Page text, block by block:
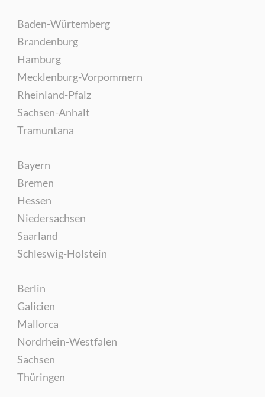
Baden-Würtemberg
Brandenburg
Hamburg
Mecklenburg-Vorpommern
Rheinland-Pfalz
Sachsen-Anhalt
Tramuntana
Bayern
Bremen
Hessen
Niedersachsen
Saarland
Schleswig-Holstein
Berlin
Galicien
Mallorca
Nordrhein-Westfalen
Sachsen
Thüringen